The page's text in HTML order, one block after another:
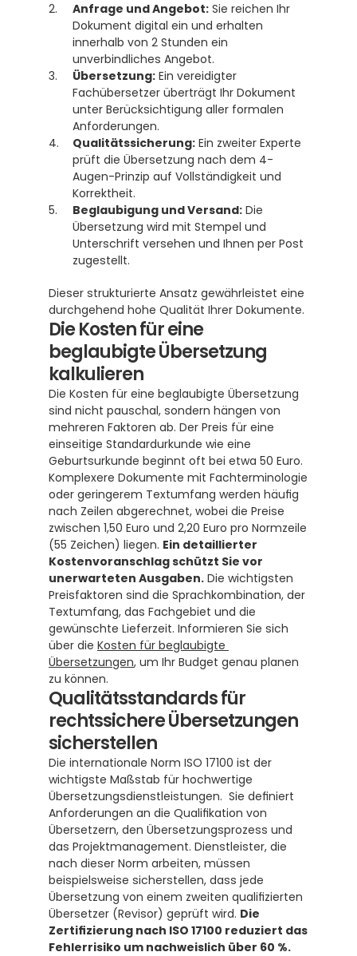
Anfrage und Angebot: Sie reichen Ihr
Dokument digital ein und erhalten
innerhalb von 2 Stunden ein
unverbindliches Angebot.
Übersetzung: Ein vereidigter
Fachübersetzer überträgt Ihr Dokument
unter Berücksichtigung aller formalen
Anforderungen.
Qualitätssicherung: Ein zweiter Experte
prüft die Übersetzung nach dem 4-
Augen-Prinzip auf Vollständigkeit und
Korrektheit.
Beglaubigung und Versand: Die
Übersetzung wird mit Stempel und
Unterschrift versehen und Ihnen per Post
zugestellt.
Dieser strukturierte Ansatz gewährleistet eine
durchgehend hohe Qualität Ihrer Dokumente.
Die Kosten für eine
beglaubigte Übersetzung
kalkulieren
Die Kosten für eine beglaubigte Übersetzung
sind nicht pauschal, sondern hängen von
mehreren Faktoren ab. Der Preis für eine
einseitige Standardurkunde wie eine
Geburtsurkunde beginnt oft bei etwa 50 Euro.
Komplexere Dokumente mit Fachterminologie
oder geringerem Textumfang werden häufig
nach Zeilen abgerechnet, wobei die Preise
zwischen 1,50 Euro und 2,20 Euro pro Normzeile
(55 Zeichen) liegen. Ein detaillierter
Kostenvoranschlag schützt Sie vor
unerwarteten Ausgaben. Die wichtigsten
Preisfaktoren sind die Sprachkombination, der
Textumfang, das Fachgebiet und die
gewünschte Lieferzeit. Informieren Sie sich
über die Kosten für beglaubigte
Übersetzungen, um Ihr Budget genau planen
zu können.
Qualitätsstandards für
rechtssichere Übersetzungen
sicherstellen
Die internationale Norm ISO 17100 ist der
wichtigste Maßstab für hochwertige
Übersetzungsdienstleistungen.  Sie definiert
Anforderungen an die Qualifikation von
Übersetzern, den Übersetzungsprozess und
das Projektmanagement. Dienstleister, die
nach dieser Norm arbeiten, müssen
beispielsweise sicherstellen, dass jede
Übersetzung von einem zweiten qualifizierten
Übersetzer (Revisor) geprüft wird. Die
Zertifizierung nach ISO 17100 reduziert das
Fehlerrisiko um nachweislich über 60 %.